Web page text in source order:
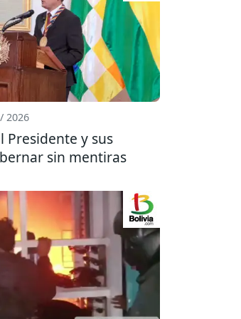
2026
Presidente y sus
sin mentiras